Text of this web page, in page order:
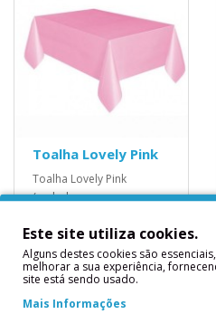
Toalha Lovely Pink
Toalha Lovely Pink
(embalagem
PlásticaMedidas
Aproximadas: 1.37 x 2.74..
2,90€
Este site utiliza cookies.
Alguns destes cookies são
melhorar a sua experiência,
site está sendo usado.
Mais Informações